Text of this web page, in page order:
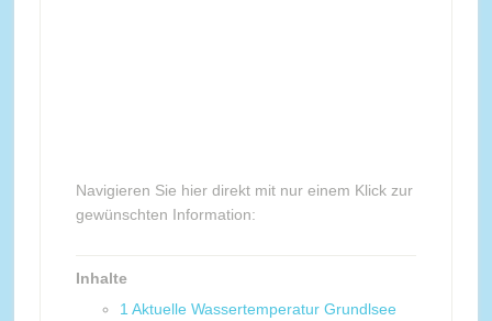
Navigieren Sie hier direkt mit nur einem Klick zur
gewünschten Information:
Inhalte
1 Aktuelle Wassertemperatur Grundlsee